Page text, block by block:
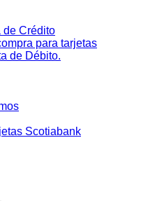
de Crédito
para tarjetas
de Débito.
Scotiabank